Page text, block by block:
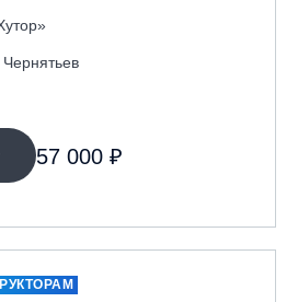
57 000 ₽